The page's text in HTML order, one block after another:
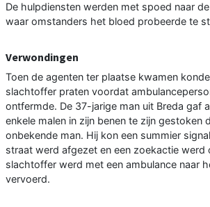
De hulpdiensten werden met spoed naar
waar omstanders het bloed probeerde te
Verwondingen
Toen de agenten ter plaatse kwamen
slachtoffer praten voordat
ontfermde. De 37-jarige man uit Breda gaf
enkele malen in zijn benen te zijn gestoken
onbekende man. Hij kon een summier
straat werd afgezet en een zoekactie werd
slachtoffer werd met een ambulance naar
vervoerd.